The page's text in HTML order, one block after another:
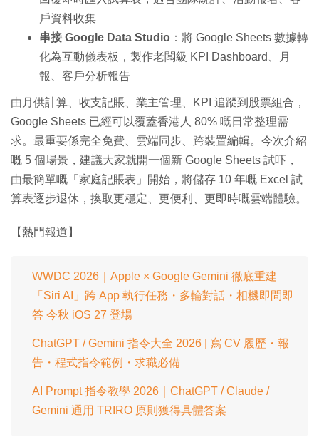
戶資料收集
串接 Google Data Studio ：將 Google Sheets 數據轉
化為互動儀表板，製作老闆級 KPI Dashboard、月
報、客戶分析報告
由月供計算、收支記賬、業主管理、KPI 追蹤到股票組合，
Google Sheets 已經可以覆蓋香港人 80% 嘅日常整理需
求。最重要係完全免費、雲端同步、跨裝置編輯。今次介紹
嘅 5 個場景，建議大家就開一個新 Google Sheets 試吓，
由最簡單嘅「家庭記賬表」開始，將儲存 10 年嘅 Excel 試
算表逐步退休，換取更穩定、更便利、更即時嘅雲端體驗。
【熱門報道】
WWDC 2026｜Apple × Google Gemini 徹底重建
「Siri AI」跨 App 執行任務・多輪對話・相機即問即
答 今秋 iOS 27 登場
ChatGPT / Gemini 指令大全 2026 | 寫 CV 履歷・報
告・程式指令範例・求職必備
AI Prompt 指令教學 2026｜ChatGPT / Claude /
Gemini 通用 TRIRO 原則獲得具體答案